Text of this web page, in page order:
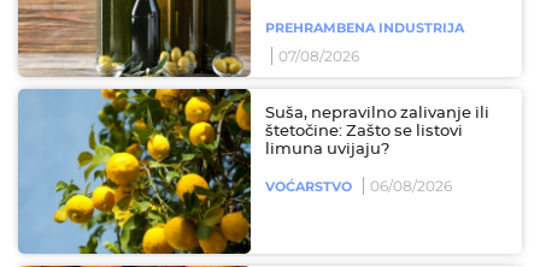
PREHRAMBENA INDUSTRIJA
07/08/2026
Suša, nepravilno zalivanje ili
štetočine: Zašto se listovi
limuna uvijaju?
VOĆARSTVO 06/08/2026